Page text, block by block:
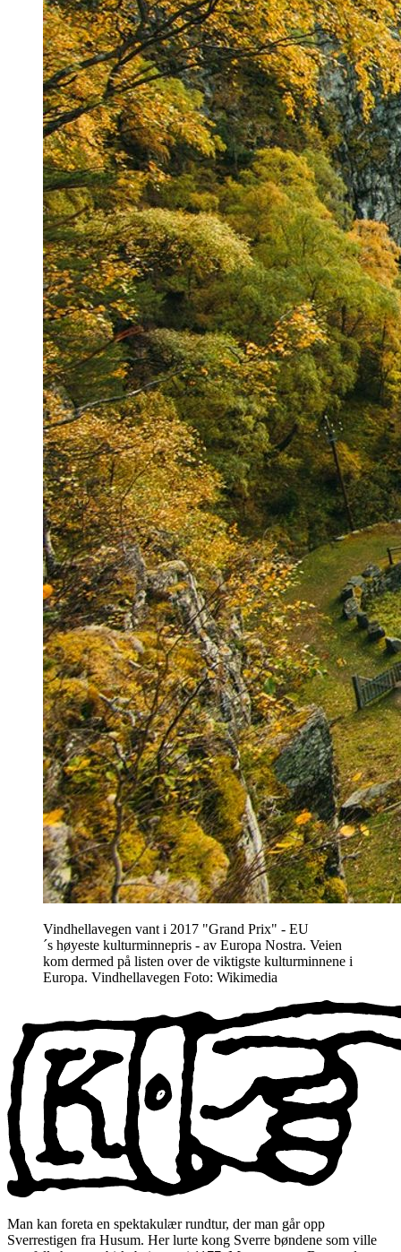
Vindhellavegen vant i 2017 "Grand Prix" - EU
´s høyeste kulturminnepris - av Europa Nostra. Veien
kom dermed på listen over de viktigste kulturminnene i
Europa. Vindhellavegen Foto: Wikimedia
Man kan foreta en spektakulær rundtur, der man går opp
Sverrestigen fra Husum. Her lurte kong Sverre bøndene som ville